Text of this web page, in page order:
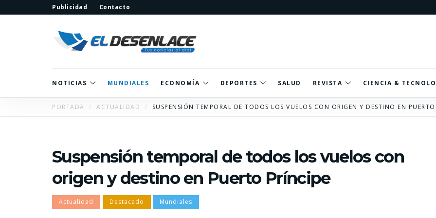
Publicidad Contacto
NOTICIAS MUNDIALES ECONOMÍA DEPORTES SALUD REVISTA CIENCIA &
PORTADA ACTUALIDAD SUSPENSIÓN TEMPORAL DE TODOS LOS VUELOS CON ORIGEN Y DESTINO EN
Suspensión temporal de todos los vuelos con
origen y destino en Puerto Príncipe
Actualidad Destacado Mundiales